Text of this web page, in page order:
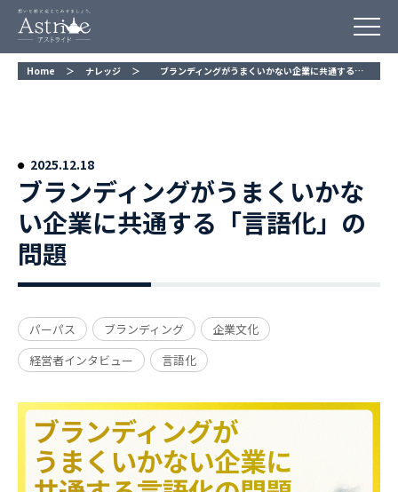
Home ＞ ナレッジ ＞ ブランディングがうまくいかない企業に共通する「言語化」の問題
ブランディングがうまくいかな
い企業に共通する「言語化」の
問題
パーパス ブランディング
企業文化
経営者インタビュー
言語化